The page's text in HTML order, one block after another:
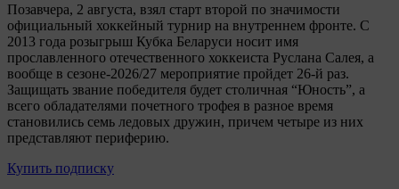
Позавчера, 2 августа, взял старт второй по значимости
официальный хоккейный турнир на внутреннем фронте. C
2013 года розыгрыш Кубка Беларуси носит имя
прославленного отечественного хоккеиста Руслана Салея, а
вообще в сезоне-2026/27 мероприятие пройдет 26-й раз.
Защищать звание победителя будет столичная “Юность”, а
всего обладателями почетного трофея в разное время
становились семь ледовых дружин, причем четыре из них
представляют периферию.
Купить подписку